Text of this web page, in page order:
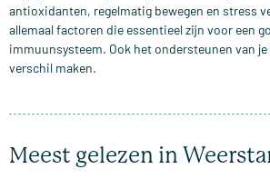
antioxidanten, regelmatig bewegen en stress
allemaal factoren die essentieel zijn voor een
immuunsysteem. Ook het ondersteunen van je
verschil maken.
Meest gelezen in